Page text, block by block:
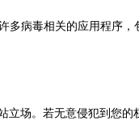
多病毒相关的应用程序
立场。若无意侵犯到您